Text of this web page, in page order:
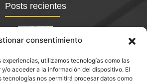
consentimiento
experiencias, utilizamos tecnologías como las
o acceder a la información del dispositivo. El
tecnologías nos permitirá procesar datos como
Posts recientes
vivienda: qué es y quién lo puede
solicitar?